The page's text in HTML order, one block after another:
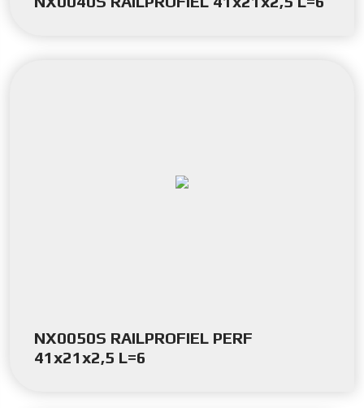
NX0050S RAILPROFIEL PERF
41x21x2,5 L=6